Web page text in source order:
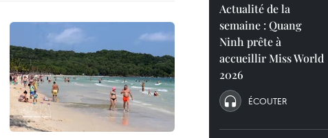
Actualité de la
semaine : Quang
Ninh prête à
accueillir Miss World
2026
ÉCOUTER